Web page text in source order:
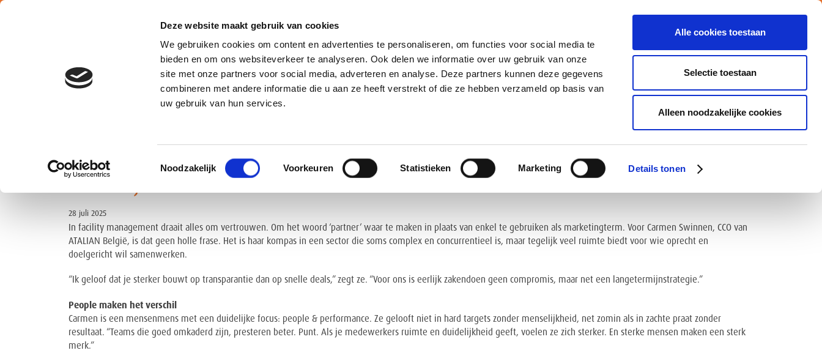
Deze website maakt gebruik van cookies
We gebruiken cookies om content en advertenties te personaliseren, om functies voor social media te
bieden en om ons websiteverkeer te analyseren. Ook delen we informatie over uw gebruik van onze
site met onze partners voor social media, adverteren en analyse. Deze partners kunnen deze gegevens
combineren met andere informatie die u aan ze heeft verstrekt of die ze hebben verzameld op basis van
uw gebruik van hun services.
Toestemmingsselectie
Noodzakelijk Voorkeuren Statistieken Marketing Details tonen
Alle cookies toestaan
Selectie toestaan
Alleen noodzakelijke cookies
Vacatures Nieuws MY ATALIAN
Belgium
Leiderschap met een rechte rug: Carmen Swinnen over vertrouwen, prestaties
en eerlijk zakendoen
28 juli 2025
In facility management draait alles om vertrouwen. Om het woord ‘partner’ waar te maken in plaats van enkel te gebruiken als marketingterm. Voor Carmen Swinnen, CCO van
ATALIAN België, is dat geen holle frase. Het is haar kompas in een sector die soms complex en concurrentieel is, maar tegelijk veel ruimte biedt voor wie oprecht en
doelgericht wil samenwerken.
“Ik geloof dat je sterker bouwt op transparantie dan op snelle deals,” zegt ze. “Voor ons is eerlijk zakendoen geen compromis, maar net een langetermijnstrategie.”
People maken het verschil
Carmen is een mensenmens met een duidelijke focus: people & performance. Ze gelooft niet in hard targets zonder menselijkheid, net zomin als in zachte praat zonder
resultaat. “Teams die goed omkaderd zijn, presteren beter. Punt. Als je medewerkers ruimte en duidelijkheid geeft, voelen ze zich sterker. En sterke mensen maken een sterk
merk.”